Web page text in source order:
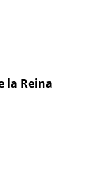
la Reina